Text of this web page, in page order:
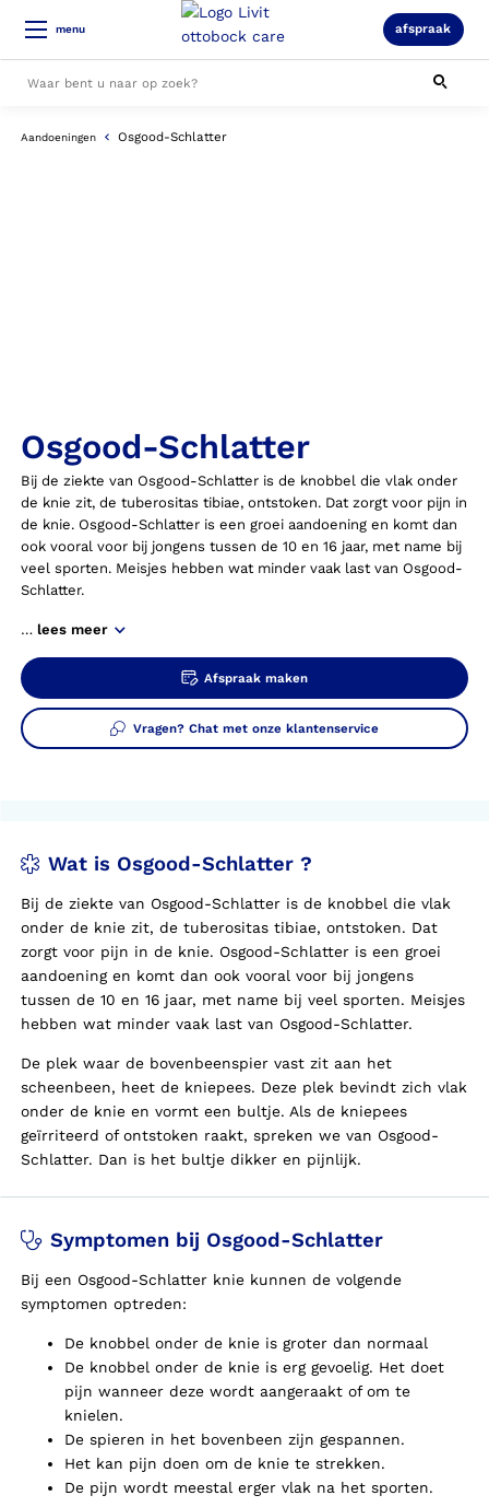
menu afspraak
Alle resultaten
Aandoeningen Osgood-Schlatter
Osgood-Schlatter
Bij de ziekte van Osgood-Schlatter is de knobbel die vlak onder
de knie zit, de tuberositas tibiae, ontstoken. Dat zorgt voor pijn in
de knie. Osgood-Schlatter is een groei aandoening en komt dan
ook vooral voor bij jongens tussen de 10 en 16 jaar, met name bij
veel sporten. Meisjes hebben wat minder vaak last van Osgood-
Schlatter.
…lees meer
Afspraak maken
Vragen? Chat met onze klantenservice
Wat is Osgood-Schlatter ?
Bij de ziekte van Osgood-Schlatter is de knobbel die vlak
onder de knie zit, de tuberositas tibiae, ontstoken. Dat
zorgt voor pijn in de knie. Osgood-Schlatter is een groei
aandoening en komt dan ook vooral voor bij jongens
tussen de 10 en 16 jaar, met name bij veel sporten. Meisjes
hebben wat minder vaak last van Osgood-Schlatter.
De plek waar de bovenbeenspier vast zit aan het
scheenbeen, heet de kniepees. Deze plek bevindt zich vlak
onder de knie en vormt een bultje. Als de kniepees
geïrriteerd of ontstoken raakt, spreken we van Osgood-
Schlatter. Dan is het bultje dikker en pijnlijk.
Symptomen bij Osgood-Schlatter
Bij een Osgood-Schlatter knie kunnen de volgende
symptomen optreden:
De knobbel onder de knie is groter dan normaal
De knobbel onder de knie is erg gevoelig. Het doet
pijn wanneer deze wordt aangeraakt of om te
knielen.
De spieren in het bovenbeen zijn gespannen.
Het kan pijn doen om de knie te strekken.
De pijn wordt meestal erger vlak na het sporten.